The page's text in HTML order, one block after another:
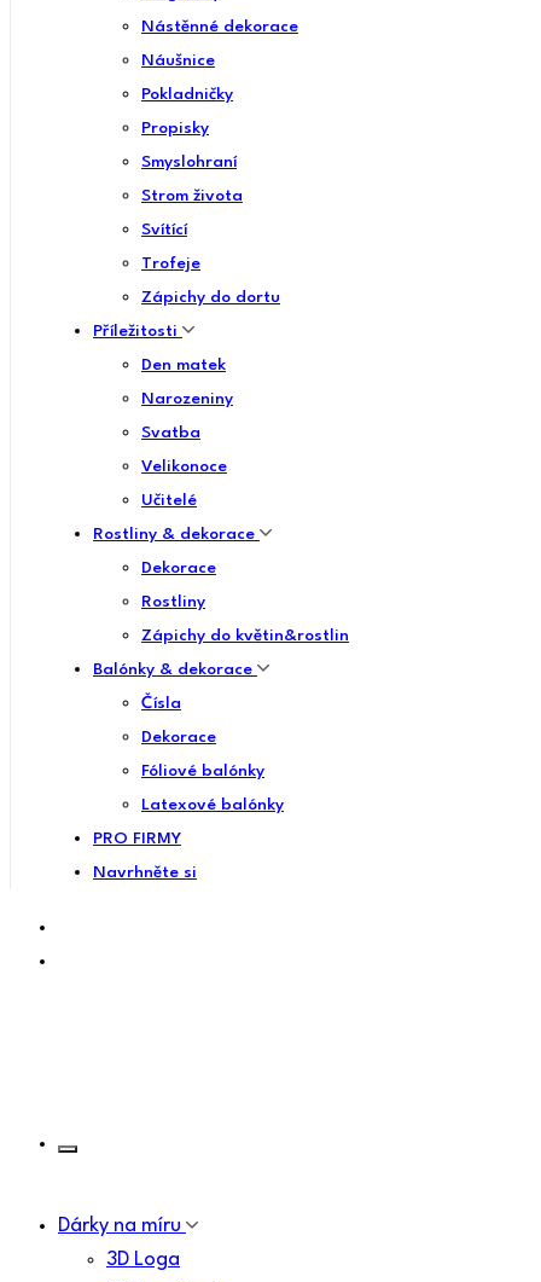
Nástěnné dekorace
Náušnice
Pokladničky
Propisky
Smyslohraní
Strom života
Svítící
Trofeje
Zápichy do dortu
Příležitosti
Den matek
Narozeniny
Svatba
Velikonoce
Učitelé
Rostliny & dekorace
Dekorace
Rostliny
Zápichy do květin&rostlin
Balónky & dekorace
Čísla
Dekorace
Fóliové balónky
Latexové balónky
PRO FIRMY
Navrhněte si
Dárky na míru
3D Loga